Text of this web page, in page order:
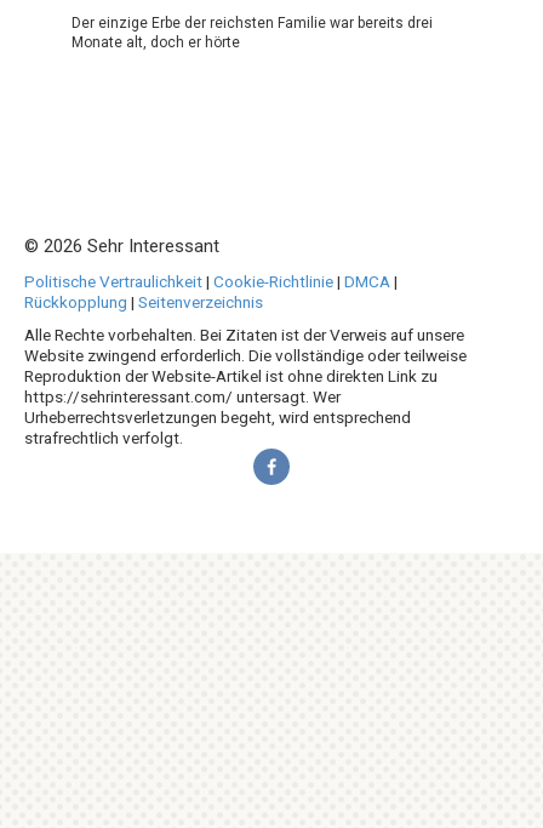
Der einzige Erbe der reichsten Familie war bereits drei
Monate alt, doch er hörte
© 2026 Sehr Interessant
Politische Vertraulichkeit| Cookie-Richtlinie| DMCA |
Rückkopplung | Seitenverzeichnis
Alle Rechte vorbehalten. Bei Zitaten ist der Verweis auf unsere
Website zwingend erforderlich. Die vollständige oder teilweise
Reproduktion der Website-Artikel ist ohne direkten Link zu
https://sehrinteressant.com/ untersagt. Wer
Urheberrechtsverletzungen begeht, wird entsprechend
strafrechtlich verfolgt.